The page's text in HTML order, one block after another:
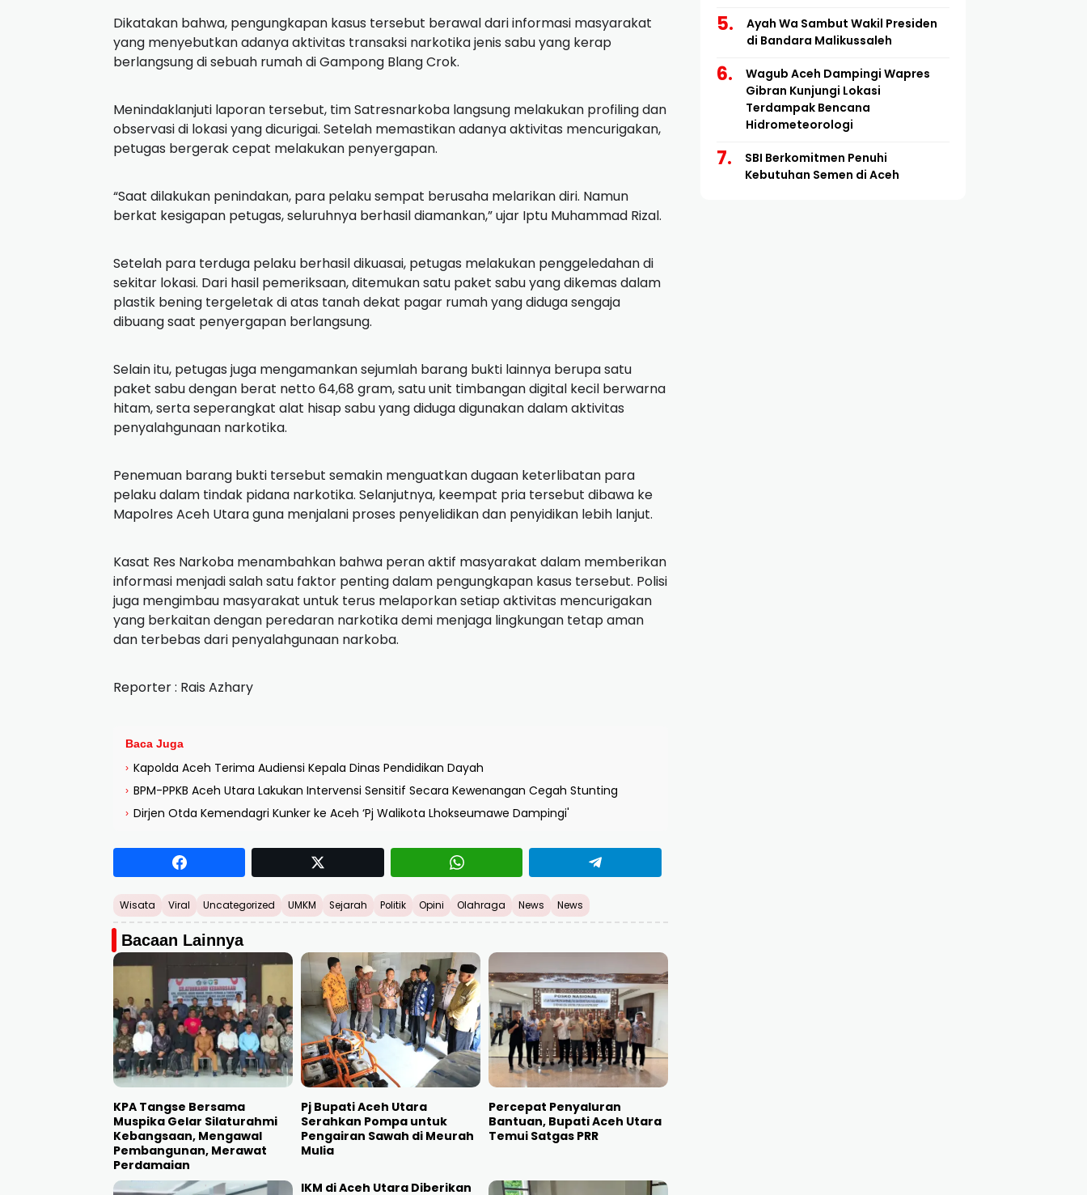
Dikatakan bahwa, pengungkapan kasus tersebut berawal dari informasi masyarakat
yang menyebutkan adanya aktivitas transaksi narkotika jenis sabu yang kerap
berlangsung di sebuah rumah di Gampong Blang Crok.
Menindaklanjuti laporan tersebut, tim Satresnarkoba langsung melakukan profiling dan
observasi di lokasi yang dicurigai. Setelah memastikan adanya aktivitas mencurigakan,
petugas bergerak cepat melakukan penyergapan.
“Saat dilakukan penindakan, para pelaku sempat berusaha melarikan diri. Namun
berkat kesigapan petugas, seluruhnya berhasil diamankan,” ujar Iptu Muhammad Rizal.
Setelah para terduga pelaku berhasil dikuasai, petugas melakukan penggeledahan di
sekitar lokasi. Dari hasil pemeriksaan, ditemukan satu paket sabu yang dikemas dalam
plastik bening tergeletak di atas tanah dekat pagar rumah yang diduga sengaja
dibuang saat penyergapan berlangsung.
Selain itu, petugas juga mengamankan sejumlah barang bukti lainnya berupa satu
paket sabu dengan berat netto 64,68 gram, satu unit timbangan digital kecil berwarna
hitam, serta seperangkat alat hisap sabu yang diduga digunakan dalam aktivitas
penyalahgunaan narkotika.
Penemuan barang bukti tersebut semakin menguatkan dugaan keterlibatan para
pelaku dalam tindak pidana narkotika. Selanjutnya, keempat pria tersebut dibawa ke
Mapolres Aceh Utara guna menjalani proses penyelidikan dan penyidikan lebih lanjut.
Kasat Res Narkoba menambahkan bahwa peran aktif masyarakat dalam memberikan
informasi menjadi salah satu faktor penting dalam pengungkapan kasus tersebut. Polisi
juga mengimbau masyarakat untuk terus melaporkan setiap aktivitas mencurigakan
yang berkaitan dengan peredaran narkotika demi menjaga lingkungan tetap aman
dan terbebas dari penyalahgunaan narkoba.
Reporter : Rais Azhary
Baca Juga
› Kapolda Aceh Terima Audiensi Kepala Dinas Pendidikan Dayah
› BPM-PPKB Aceh Utara Lakukan Intervensi Sensitif Secara Kewenangan Cegah Stunting
› Dirjen Otda Kemendagri Kunker ke Aceh ‘Pj Walikota Lhokseumawe Dampingi'
Wisata Viral Uncategorized UMKM Sejarah Politik Opini Olahraga News News
Bacaan Lainnya
KPA Tangse Bersama
Muspika Gelar Silaturahmi
Kebangsaan, Mengawal
Pembangunan, Merawat
Perdamaian
Pj Bupati Aceh Utara
Serahkan Pompa untuk
Pengairan Sawah di Meurah
Mulia
Percepat Penyaluran
Bantuan, Bupati Aceh Utara
Temui Satgas PRR
IKM di Aceh Utara Diberikan
Ayah Wa Sambut Wakil Presiden
di Bandara Malikussaleh
Wagub Aceh Dampingi Wapres
Gibran Kunjungi Lokasi
Terdampak Bencana
Hidrometeorologi
SBI Berkomitmen Penuhi
Kebutuhan Semen di Aceh